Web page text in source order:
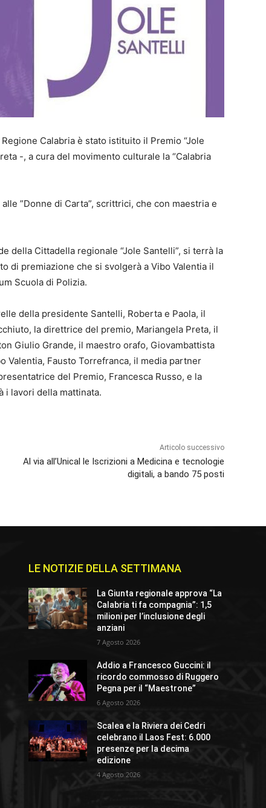
Calabria è stato istituito il Premio “Jole
-, a cura del movimento culturale la “Calabria
”Donne di Carta”, scrittrici, che con maestria e
della Cittadella regionale “Jole Santelli”, si terrà la
di premiazione che si svolgerà a Vibo Valentia il
Scuola di Polizia.
della presidente Santelli, Roberta e Paola, il
la direttrice del premio, Mariangela Preta, il
Giulio Grande, il maestro orafo, Giovambattista
Valentia, Fausto Torrefranca, il media partner
del Premio, Francesca Russo, e la
i lavori della mattinata.
Articolo successivo
Al via all’Unical le Iscrizioni a Medicina e tecnologie
digitali, a bando 75 posti
LE NOTIZIE DELLA SETTIMANA
La Giunta regionale approva “La
Calabria ti fa compagnia”: 1,5
milioni per l’inclusione degli
anziani
7 Agosto 2026
Addio a Francesco Guccini: il
ricordo commosso di Ruggero
Pegna per il “Maestrone”
6 Agosto 2026
Scalea e la Riviera dei Cedri
celebrano il Laos Fest: 6.000
presenze per la decima
edizione
4 Agosto 2026